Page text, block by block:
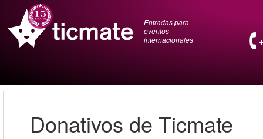
Entradas para
eventos
internacionales
Donativos de Ticmate